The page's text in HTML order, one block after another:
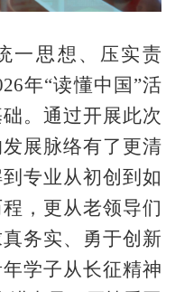
一思想、压实责
年“读懂中国”活
。通过开展此次
展脉络有了更清
专业从初创到如
，更从老领导们
务实、勇于创新
学子从长征精神